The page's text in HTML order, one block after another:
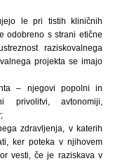
le pri tistih kliničnih
odobreno s strani etične
raziskovalnega
projekta se imajo
– njegovi popolni in
privolitvi, avtonomiji,
zdravljenja, v katerih
ker poteka v njihovem
vesti, če je raziskava v